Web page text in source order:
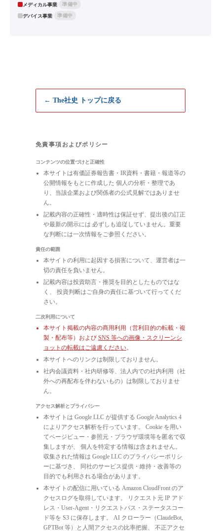
メディカル事業
準備中
デバイス事業
準備中
← The社史 トップに戻る
免責事項およびポリシー
コンテンツの位置づけと正確性
本サイトは有価証券報告書・IR資料・書籍・報道等の
公開情報をもとに作成した 個人の分析・整理であ
り、当該企業および関係者の公式見解ではありませ
ん。
記載内容の正確性・適時性は保証せず、提出後の訂正
や最新の開示には 必ずしも追従していません。重要
な判断には一次情報をご参照ください。
責任の範囲
本サイトの利用に起因する損害について、運営者は一
切の責任を負いません。
記載内容は投資助言・推奨を目的としたものではな
く、 投資判断はご自身の責任に基づいて行ってくだ
さい。
二次利用について
本サイト掲載の内容の商用利用（営利目的の転載・複
製・配布等）および SNS 等への画像・スクリーンシ
ョットの転載はご遠慮ください。
本サイトへのリンクは制限しておりません。
社内会議資料・社内研修等、法人内での社内利用（社
外への再配布を伴わないもの）は制限しておりませ
ん。
アクセス解析とプライバシー
本サイトは Google LLC が提供する Google Analytics 4
によりアクセス解析を行っています。 Cookie を用い
てページビュー・参照元・ブラウザ環境等を匿名で収
集しますが、 個人を特定する情報は含まれません。
収集された情報は Google LLC のプライバシーポリシ
ーに基づき、 同社のサービス提供・維持・改善等の
目的でも利用される場合があります。
本サイトの配信に用いている Amazon CloudFront のア
クセスログを取得しています。 リクエスト元 IP アド
レス・User-Agent・リクエストパス・ステータスコー
ド等を S3 に保存します。 AI クローラー（ClaudeBot,
GPTBot 等）と人間アクセスの比率把握、 不正アクセ